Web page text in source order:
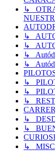
↳
↳
↳
↳
↳
↳
↳
↳
↳
↳
↳